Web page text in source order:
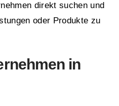
direkt suchen und
oder Produkte zu
in